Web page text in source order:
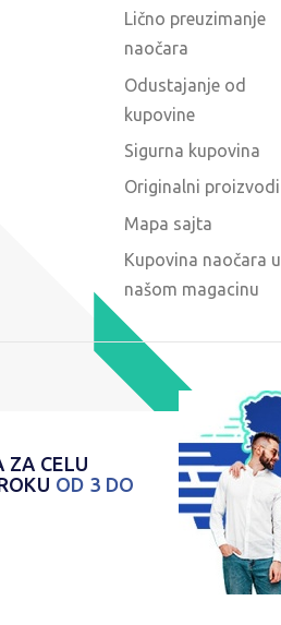
Lično preuzimanje
naočara
Odustajanje od
kupovine
Sigurna kupovina
Originalni proizvodi
Mapa sajta
Kupovina naočara u
našom magacinu
ZA CELU
OD 3 DO